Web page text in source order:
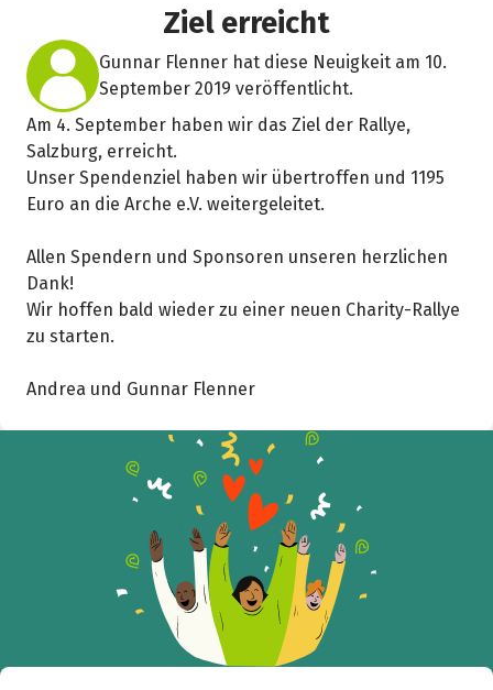
Ziel erreicht
Gunnar Flenner hat diese Neuigkeit am 10.
September 2019 veröffentlicht.
Am 4. September haben wir das Ziel der Rallye,
Salzburg, erreicht.
Unser Spendenziel haben wir übertroffen und 1195
Euro an die Arche e.V. weitergeleitet.
Allen Spendern und Sponsoren unseren herzlichen
Dank!
Wir hoffen bald wieder zu einer neuen Charity-Rallye
zu starten.
Andrea und Gunnar Flenner
Teile die Spendenaktion
Hilf mit noch mehr Spenden zu sammeln!